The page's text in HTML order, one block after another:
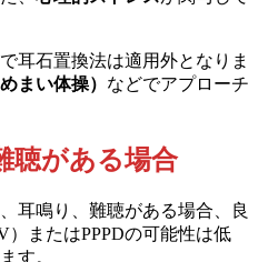
耳石置換法は適用外となりま
まい体操） などでアプローチ
聴がある場合
耳鳴り、難聴がある場合、良
）またはPPPDの可能性は低
す。